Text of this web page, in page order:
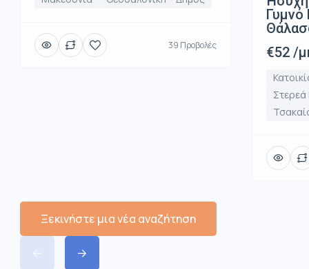
39 Προβολές
Γυμνό
€52 /
Ξεκινήστε μια νέα αναζήτηση